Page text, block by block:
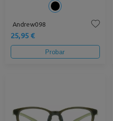
Andrew098
25,95 €
Probar